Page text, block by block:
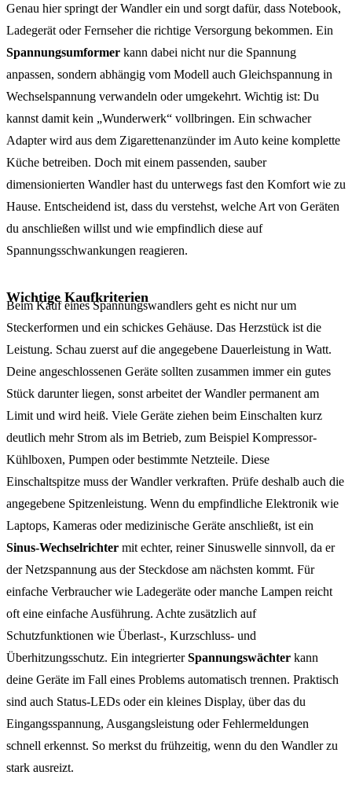
Genau hier springt der Wandler ein und sorgt dafür, dass Notebook,
Ladegerät oder Fernseher die richtige Versorgung bekommen. Ein
Spannungsumformer kann dabei nicht nur die Spannung
anpassen, sondern abhängig vom Modell auch Gleichspannung in
Wechselspannung verwandeln oder umgekehrt. Wichtig ist: Du
kannst damit kein „Wunderwerk“ vollbringen. Ein schwacher
Adapter wird aus dem Zigarettenanzünder im Auto keine komplette
Küche betreiben. Doch mit einem passenden, sauber
dimensionierten Wandler hast du unterwegs fast den Komfort wie zu
Hause. Entscheidend ist, dass du verstehst, welche Art von Geräten
du anschließen willst und wie empfindlich diese auf
Spannungsschwankungen reagieren.
Wichtige Kaufkriterien
Beim Kauf eines Spannungswandlers geht es nicht nur um
Steckerformen und ein schickes Gehäuse. Das Herzstück ist die
Leistung. Schau zuerst auf die angegebene Dauerleistung in Watt.
Deine angeschlossenen Geräte sollten zusammen immer ein gutes
Stück darunter liegen, sonst arbeitet der Wandler permanent am
Limit und wird heiß. Viele Geräte ziehen beim Einschalten kurz
deutlich mehr Strom als im Betrieb, zum Beispiel Kompressor-
Kühlboxen, Pumpen oder bestimmte Netzteile. Diese
Einschaltspitze muss der Wandler verkraften. Prüfe deshalb auch die
angegebene Spitzenleistung. Wenn du empfindliche Elektronik wie
Laptops, Kameras oder medizinische Geräte anschließt, ist ein
Sinus-Wechselrichter mit echter, reiner Sinuswelle sinnvoll, da er
der Netzspannung aus der Steckdose am nächsten kommt. Für
einfache Verbraucher wie Ladegeräte oder manche Lampen reicht
oft eine einfache Ausführung. Achte zusätzlich auf
Schutzfunktionen wie Überlast-, Kurzschluss- und
Überhitzungsschutz. Ein integrierterSpannungswächter kann
deine Geräte im Fall eines Problems automatisch trennen. Praktisch
sind auch Status-LEDs oder ein kleines Display, über das du
Eingangsspannung, Ausgangsleistung oder Fehlermeldungen
schnell erkennst. So merkst du frühzeitig, wenn du den Wandler zu
stark ausreizt.